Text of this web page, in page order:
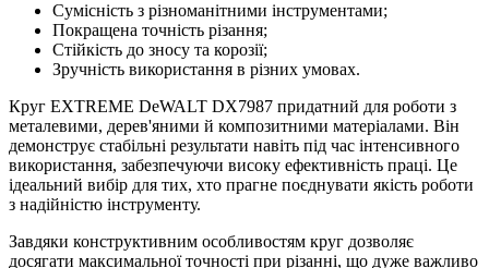
Сумісність з різноманітними інструментами;
Покращена точність різання;
Стійкість до зносу та корозії;
Зручність використання в різних умовах.
Круг EXTREME DeWALT DX7987 придатний для роботи з
металевими, дерев'яними й композитними матеріалами. Він
демонструє стабільні результати навіть під час інтенсивного
використання, забезпечуючи високу ефективність праці. Це
ідеальний вибір для тих, хто прагне поєднувати якість роботи
з надійністю інструменту.
Завдяки конструктивним особливостям круг дозволяє
досягати максимальної точності при різанні, що дуже важливо